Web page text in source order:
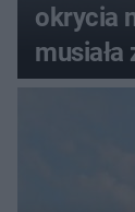
okrycia